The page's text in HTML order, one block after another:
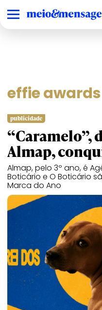
effie awards
publicidade
“Caramelo”,
Almap,
Almap, pelo 3º ano, é
Boticário e O Boticário
Marca do Ano